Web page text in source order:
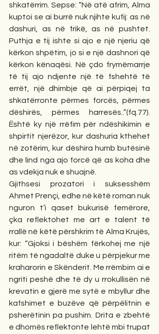
shkatërrim. Sepse: “Në atë afrim, Alma
kuptoi se ai burrë nuk njihte kufij: as në
dashuri, as në frikë, as në pushtet.
Puthja e tij ishte si ajo e një njeriu që
kërkon shpëtim, jo si e një dashnori që
kërkon kënaqësi. Në çdo frymëmarrje
të tij ajo ndjente një të fshehtë të
errët, një dhimbje që ai përpiqej ta
shkatërronte përmes forcës, përmes
dëshirës, përmes harresës..”(fq.77).
Është ky një rrëfim për ndëshikimin e
shpirtit njerëzor, kur dashuria kthehet
në zotërim, kur dëshira humb butësinë
dhe lind nga ajo forcë që as koha dhe
as vdekja nuk e shuajnë.
Gjithsesi prozatori i suksesshëm
Ahmet Prençi, edhe në këtë roman nuk
nguron t’i qaset bukurisë femërore,
çka reflektohet me art e talent të
rrallë në këtë përshkrim të Alma Krujës,
kur: “Gjoksi i bëshëm fërkohej me një
ritëm të ngadaltë duke u përpjekur me
kraharorin e Skënderit. Me rrëmbim ai e
ngriti peshë dhe të dy u rrokullisën në
krevatin e gjerë me sytë e mbyllur dhe
kafshimet e buzëve që përpëlitnin e
psherëtinin pa pushim. Drita e zbehtë
e dhomës reflektonte lehtë mbi trupat